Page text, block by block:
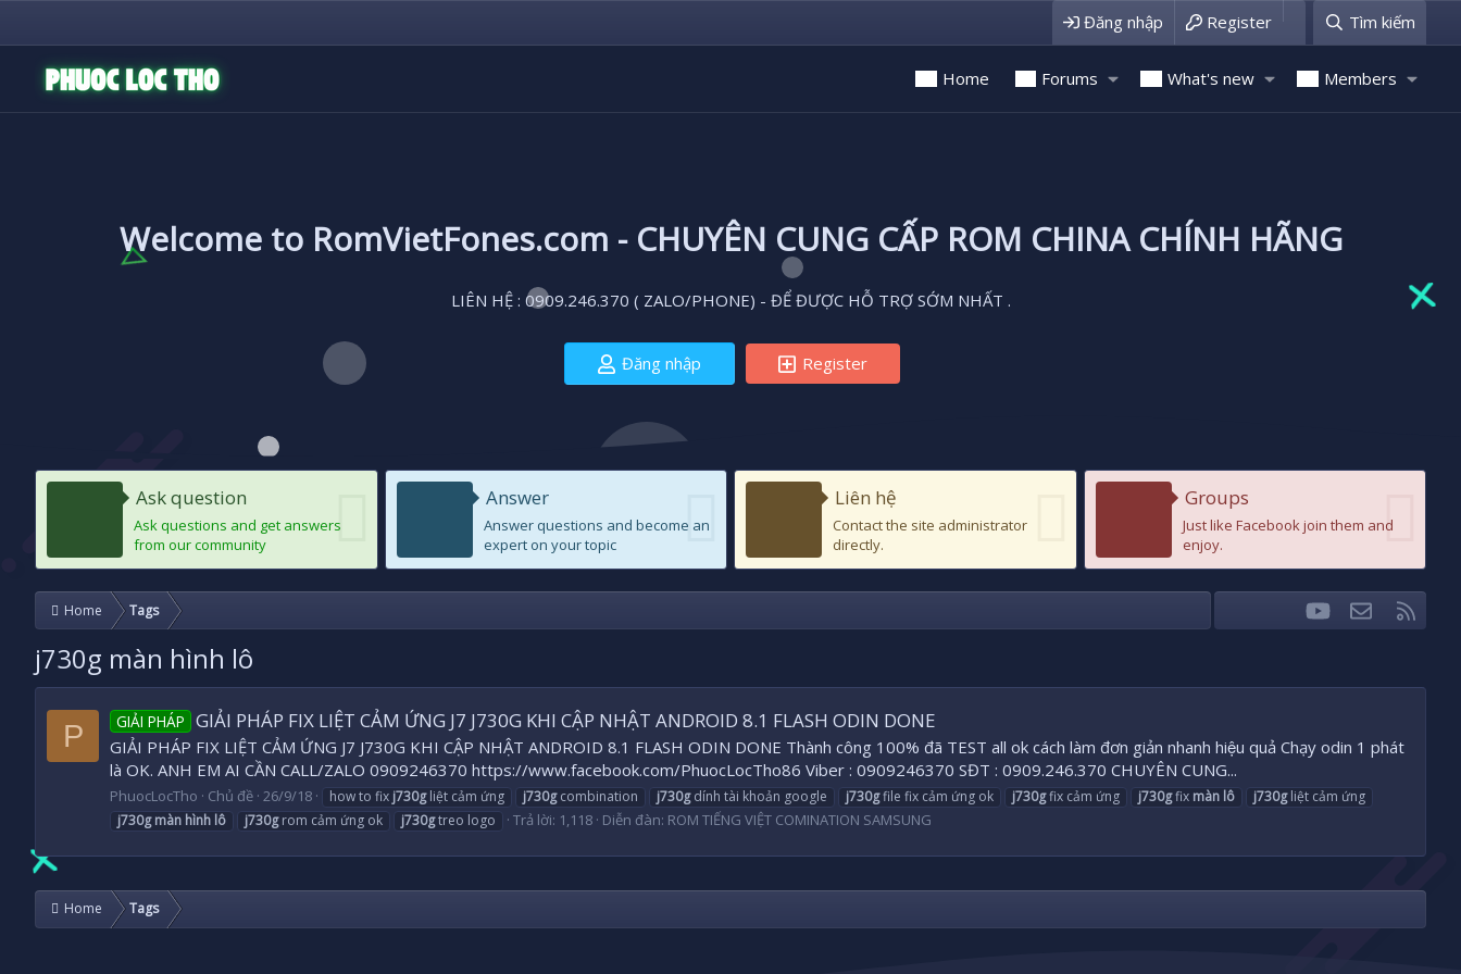
Đăng nhập Register Tìm kiếm
Home Forums What's new Members
Welcome to RomVietFones.com - CHUYÊN CUNG CẤP ROM CHINA CHÍNH HÃNG
LIÊN HỆ : 0909.246.370 ( ZALO/PHONE) - ĐỂ ĐƯỢC HỖ TRỢ SỚM NHẤT .
Đăng nhập Register
Ask question
Ask questions and get answers
from our community
Answer
Answer questions and become an
expert on your topic
Liên hệ
Contact the site administrator
directly.
Groups
Just like Facebook join them and
enjoy.
Home Tags FacebookTwitteryoutubeLiên hệ
j730g màn hình lô
P GIẢI PHÁP GIẢI PHÁP FIX LIỆT CẢM ỨNG J7 J730G KHI CẬP NHẬT ANDROID 8.1 FLASH ODIN DONE
GIẢI PHÁP FIX LIỆT CẢM ỨNG J7 J730G KHI CẬP NHẬT ANDROID 8.1 FLASH ODIN DONE Thành công 100% đã TEST all ok cách làm đơn giản nhanh hiệu quả Chạy odin 1 phát
là OK. ANH EM AI CẦN CALL/ZALO 0909246370 https://www.facebook.com/PhuocLocTho86 Viber : 0909246370 SĐT : 0909.246.370 CHUYÊN CUNG...
PhuocLocTho Chủ đề 26/9/18 how to fix j730gliệt cảm ứng j730gcombination j730gdính tài khoản google j730gfile fix cảm ứng ok j730gfix cảm ứng j730gfix màn lô j730gliệt cảm ứng
j730g màn hình lô j730grom cảm ứng ok j730gtreo logo Trả lời: 1,118 Diễn đàn: ROM TIẾNG VIỆT COMINATION SAMSUNG
Home Tags